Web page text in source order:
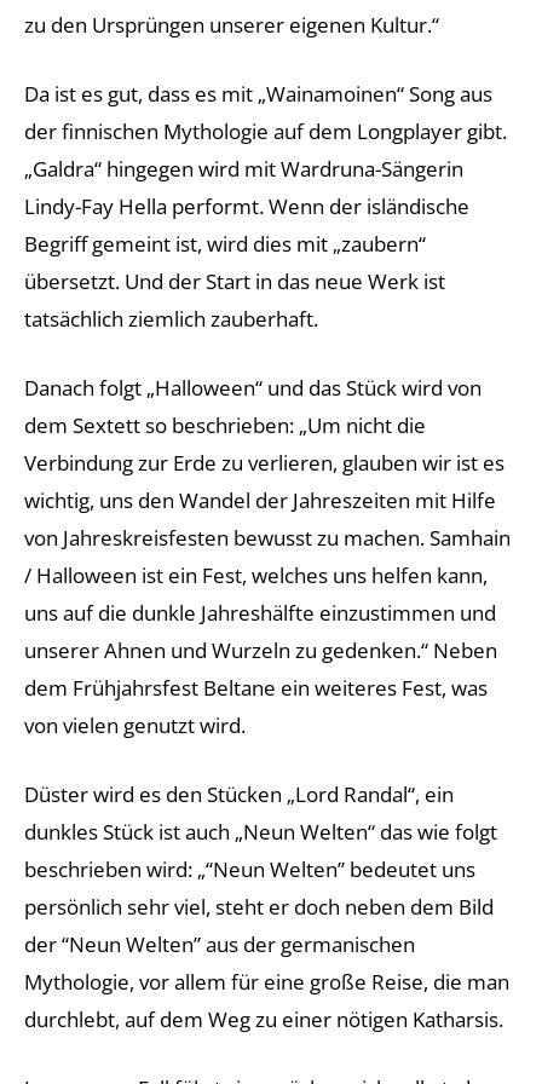
zu den Ursprüngen unserer eigenen Kultur.“
Da ist es gut, dass es mit „Wainamoinen“ Song aus
der finnischen Mythologie auf dem Longplayer gibt.
„Galdra“ hingegen wird mit Wardruna-Sängerin
Lindy-Fay Hella performt. Wenn der isländische
Begriff gemeint ist, wird dies mit „zaubern“
übersetzt. Und der Start in das neue Werk ist
tatsächlich ziemlich zauberhaft.
Danach folgt „Halloween“ und das Stück wird von
dem Sextett so beschrieben: „Um nicht die
Verbindung zur Erde zu verlieren, glauben wir ist es
wichtig, uns den Wandel der Jahreszeiten mit Hilfe
von Jahreskreisfesten bewusst zu machen. Samhain
/ Halloween ist ein Fest, welches uns helfen kann,
uns auf die dunkle Jahreshälfte einzustimmen und
unserer Ahnen und Wurzeln zu gedenken.“ Neben
dem Frühjahrsfest Beltane ein weiteres Fest, was
von vielen genutzt wird.
Düster wird es den Stücken „Lord Randal“, ein
dunkles Stück ist auch „Neun Welten“ das wie folgt
beschrieben wird: „“Neun Welten” bedeutet uns
persönlich sehr viel, steht er doch neben dem Bild
der “Neun Welten” aus der germanischen
Mythologie, vor allem für eine große Reise, die man
durchlebt, auf dem Weg zu einer nötigen Katharsis.